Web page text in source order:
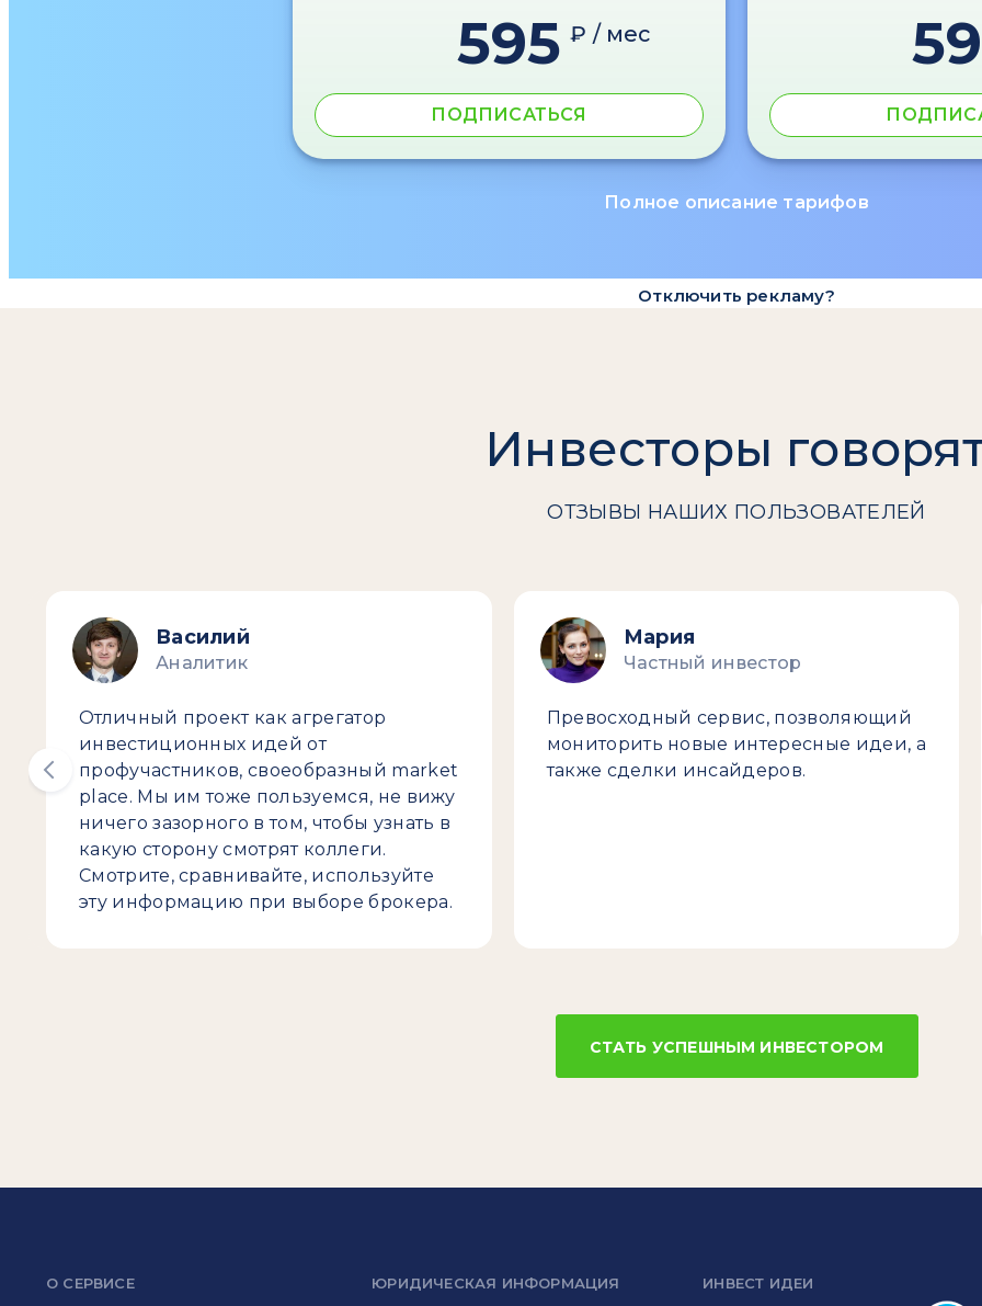
595 ₽ / мес
ПОДПИСАТЬСЯ
Полное описание тарифов
Отключить рекламу?
Инвесторы
ОТЗЫВЫ НАШИХ ПОЛЬЗОВАТЕЛЕЙ
Василий
Аналитик
Отличный проект как агрегатор
инвестиционных идей от
профучастников, своеобразный market
place. Мы им тоже пользуемся, не вижу
ничего зазорного в том, чтобы узнать в
какую сторону смотрят коллеги.
Смотрите, сравнивайте, используйте
эту информацию при выборе брокера.
Мария
Частный инвестор
Превосходный сервис, позволяющий
мониторить новые интересные идеи, а
также сделки инсайдеров.
СТАТЬ УСПЕШНЫМ ИНВЕСТОРОМ
О СЕРВИСЕ ЮРИДИЧЕСКАЯ ИНФОРМАЦИЯ ИНВЕСТ ИДЕИ